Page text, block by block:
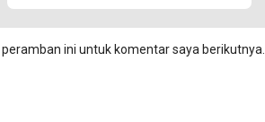
ini untuk komentar saya berikutnya.